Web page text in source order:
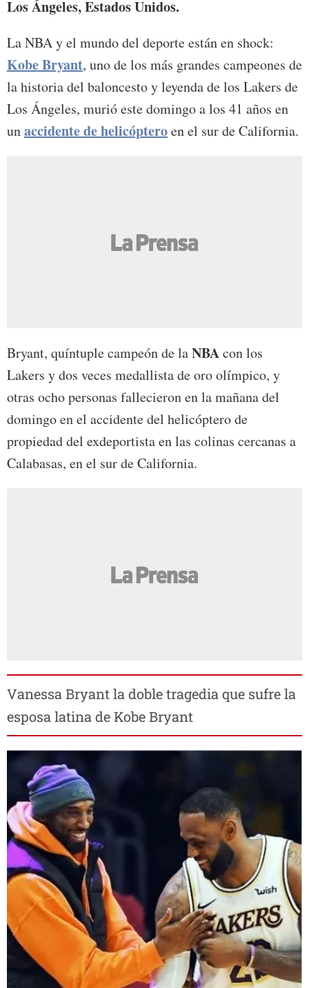
Los Ángeles, Estados Unidos.
La NBA y el mundo del deporte están en shock:
Kobe Bryant, uno de los más grandes campeones de
la historia del baloncesto y leyenda de los Lakers de
Los Ángeles, murió este domingo a los 41 años en
unaccidente de helicópteroen el sur de California.
Bryant, quíntuple campeón de laNBAcon los
Lakers y dos veces medallista de oro olímpico, y
otras ocho personas fallecieron en la mañana del
domingo en el accidente del helicóptero de
propiedad del exdeportista en las colinas cercanas a
Calabasas, en el sur de California.
Vanessa Bryant la doble tragedia que sufre la
esposa latina de Kobe Bryant